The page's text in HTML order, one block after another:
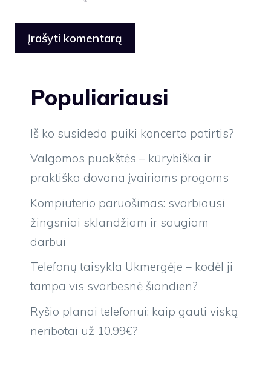
Populiariausi
Iš ko susideda puiki koncerto patirtis?
Valgomos puokštės – kūrybiška ir
praktiška dovana įvairioms progoms
Kompiuterio paruošimas: svarbiausi
žingsniai sklandžiam ir saugiam
darbui
Telefonų taisykla Ukmergėje – kodėl ji
tampa vis svarbesnė šiandien?
Ryšio planai telefonui: kaip gauti viską
neribotai už 10.99€?